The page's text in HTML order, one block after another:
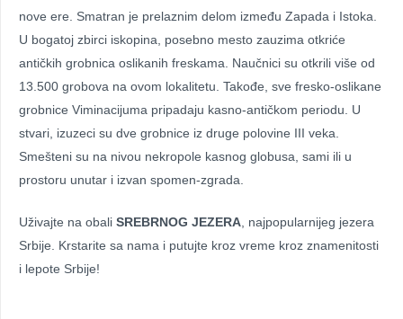
nove ere. Smatran je prelaznim delom između Zapada i Istoka.
U bogatoj zbirci iskopina, posebno mesto zauzima otkriće
antičkih grobnica oslikanih freskama. Naučnici su otkrili više od
13.500 grobova na ovom lokalitetu. Takođe, sve fresko-oslikane
grobnice Viminacijuma pripadaju kasno-antičkom periodu. U
stvari, izuzeci su dve grobnice iz druge polovine III veka.
Smešteni su na nivou nekropole kasnog globusa, sami ili u
prostoru unutar i izvan spomen-zgrada.
Uživajte na obali SREBRNOG JEZERA , najpopularnijeg jezera
Srbije. Krstarite sa nama i putujte kroz vreme kroz znamenitosti
i lepote Srbije!